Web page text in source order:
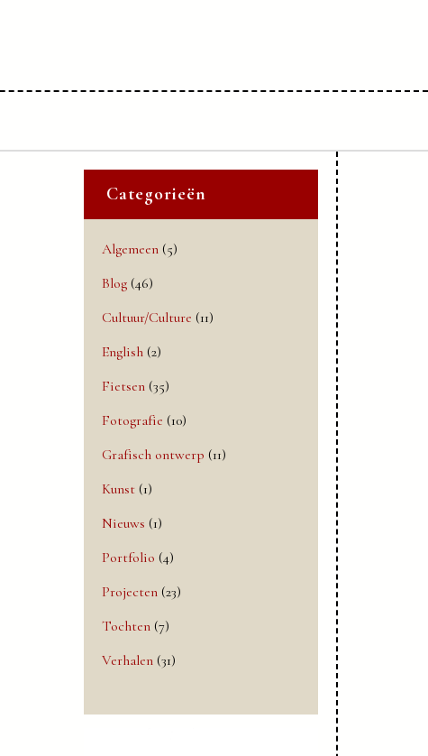
Categorieën
Algemeen (5)
Blog (46)
Cultuur/Culture (11)
English (2)
Fietsen (35)
Fotografie (10)
Grafisch ontwerp (11)
Kunst (1)
Nieuws (1)
Portfolio (4)
Projecten (23)
Tochten (7)
Verhalen (31)